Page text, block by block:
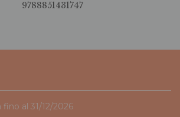
9788851431747
al 31/12/2026